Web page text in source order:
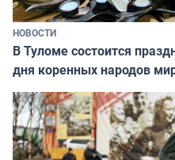
НОВОСТИ
В Туломе состоится
дня коренных народов